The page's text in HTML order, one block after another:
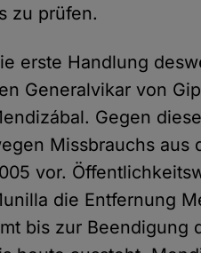
zu prüfen.
erste Handlung
Generalvikar von
Gegen
Missbrauchs aus
vor.
die Entfernung
bis zur Beendigung